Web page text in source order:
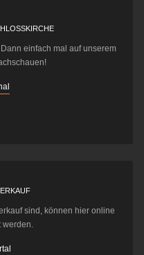
einfach mal auf unserem
sind, können hier online
werden.